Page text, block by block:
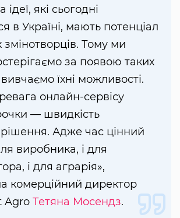
які сьогодні
в Україні, мають потенціал
змінотворців. Тому ми
за появою таких
вивчаємо їхні можливості.
онлайн-сервісу
— швидкість
Адже час цінний
виробника, і для
і для аграрія»,
комерційний директор
Agro Тетяна Мосендз.